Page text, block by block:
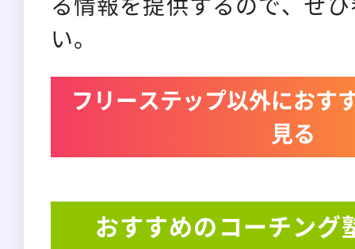
い。
フリーステップ以外におす
見る
おすすめのコーチング